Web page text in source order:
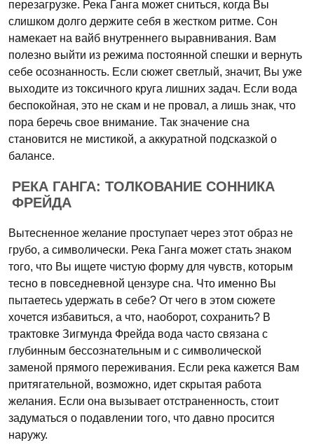
перезагрузке. Река Ганга может сниться, когда Вы
слишком долго держите себя в жестком ритме. Сон
намекает на вайб внутреннего выравнивания. Вам
полезно выйти из режима постоянной спешки и вернуть
себе осознанность. Если сюжет светлый, значит, Вы уже
выходите из токсичного круга лишних задач. Если вода
беспокойная, это не скам и не провал, а лишь знак, что
пора беречь свое внимание. Так значение сна
становится не мистикой, а аккуратной подсказкой о
балансе.
РЕКА ГАНГА: ТОЛКОВАНИЕ СОННИКА
ФРЕЙДА
Вытесненное желание проступает через этот образ не
грубо, а символически. Река Ганга может стать знаком
того, что Вы ищете чистую форму для чувств, которым
тесно в повседневной цензуре сна. Что именно Вы
пытаетесь удержать в себе? От чего в этом сюжете
хочется избавиться, а что, наоборот, сохранить? В
трактовке Зигмунда Фрейда вода часто связана с
глубинным бессознательным и с символической
заменой прямого переживания. Если река кажется Вам
притягательной, возможно, идет скрытая работа
желания. Если она вызывает отстраненность, стоит
задуматься о подавлении того, что давно просится
наружу.